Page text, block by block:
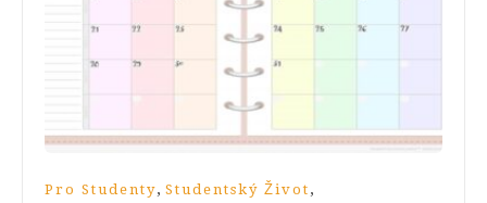
Pro Studenty, Studentský Život ,